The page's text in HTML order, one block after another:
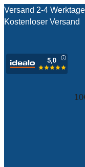
Versand 2-4 Werktage
Kostenloser Versand